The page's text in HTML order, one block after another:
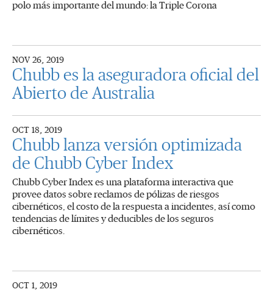
polo más importante del mundo: la Triple Corona
NOV 26, 2019
Chubb es la aseguradora oficial del
Abierto de Australia
OCT 18, 2019
Chubb lanza versión optimizada
de Chubb Cyber Index
Chubb Cyber Index es una plataforma interactiva que
provee datos sobre reclamos de pólizas de riesgos
cibernéticos, el costo de la respuesta a incidentes, así como
tendencias de límites y deducibles de los seguros
cibernéticos.
OCT 1, 2019